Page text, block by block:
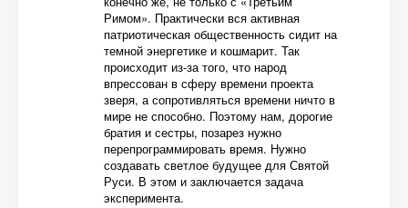
Римом». Практически вся активная
патриотическая общественность сидит на
темной энергетике и кошмарит. Так
происходит из-за того, что народ
впрессован в сферу времени проекта
зверя, а сопротивляться времени ничто в
мире не способно. Поэтому нам, дорогие
братия и сестры, позарез нужно
перепрограммировать время. Нужно
создавать светлое будущее для Святой
Руси. В этом и заключается задача
эксперимента.